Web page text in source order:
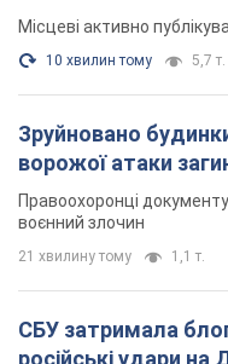
Місцеві активно
10 хвилин тому 5,7 т.
Зруйновано
ворожої атаки
Правоохоронці
воєнний злочин
21 хвилину тому 1,1 т.
СБУ затримала
російські удари на